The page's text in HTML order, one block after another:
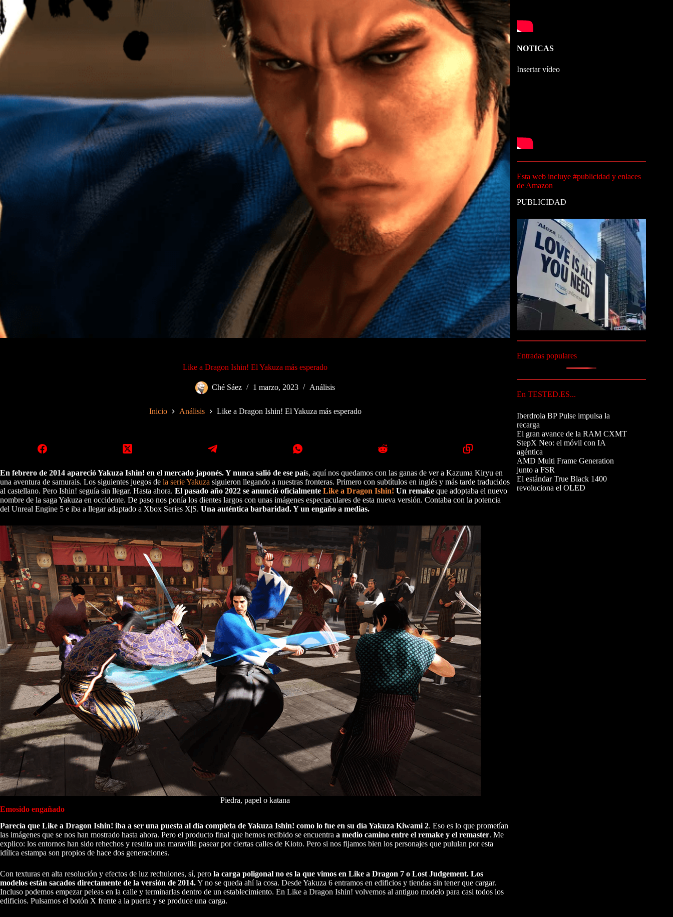
Like a Dragon Ishin! El Yakuza más esperado
Ché Sáez 1 marzo, 2023 Análisis
Inicio Análisis Like a Dragon Ishin! El Yakuza más esperado
En febrero de 2014 apareció Yakuza Ishin! en el mercado japonés. Y nunca salió de ese país, aquí nos quedamos con las ganas de ver a Kazuma Kiryu en
una aventura de samurais. Los siguientes juegos de la serie Yakuza siguieron llegando a nuestras fronteras. Primero con subtítulos en inglés y más tarde traducidos
al castellano. Pero Ishin! seguía sin llegar. Hasta ahora. El pasado año 2022 se anunció oficialmente Like a Dragon Ishin! Un remake que adoptaba el nuevo
nombre de la saga Yakuza en occidente. De paso nos ponía los dientes largos con unas imágenes espectaculares de esta nueva versión. Contaba con la potencia
del Unreal Engine 5 e iba a llegar adaptado a Xbox Series X|S. Una auténtica barbaridad. Y un engaño a medias.
Piedra, papel o katana
Emosido engañado
Parecía que Like a Dragon Ishin! iba a ser una puesta al día completa de Yakuza Ishin! como lo fue en su día Yakuza Kiwami 2. Eso es lo que prometían
las imágenes que se nos han mostrado hasta ahora. Pero el producto final que hemos recibido se encuentra a medio camino entre el remake y el remaster. Me
explico: los entornos han sido rehechos y resulta una maravilla pasear por ciertas calles de Kioto. Pero si nos fijamos bien los personajes que pululan por esta
idílica estampa son propios de hace dos generaciones.
Con texturas en alta resolución y efectos de luz rechulones, sí, pero la carga poligonal no es la que vimos en Like a Dragon 7 o Lost Judgement. Los
modelos están sacados directamente de la versión de 2014.Y no se queda ahí la cosa. Desde Yakuza 6 entramos en edificios y tiendas sin tener que cargar.
Incluso podemos empezar peleas en la calle y terminarlas dentro de un establecimiento. En Like a Dragon Ishin! volvemos al antiguo modelo para casi todos los
edificios. Pulsamos el botón X frente a la puerta y se produce una carga.
NOTICAS
Insertar vídeo
Esta web incluye #publicidad y enlaces
de Amazon
PUBLICIDAD
Entradas populares
En TESTED.ES...
Iberdrola BP Pulse impulsa la
recarga
El gran avance de la RAM CXMT
StepX Neo: el móvil con IA
agéntica
AMD Multi Frame Generation
junto a FSR
El estándar True Black 1400
revoluciona el OLED